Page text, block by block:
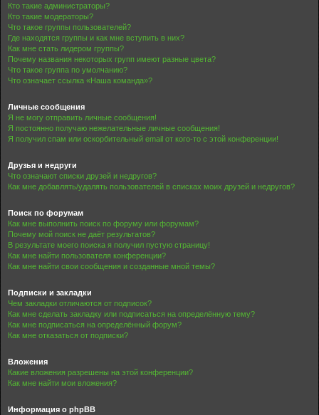
Кто такие администраторы?
Кто такие модераторы?
Что такое группы пользователей?
Где находятся группы и как мне вступить в них?
Как мне стать лидером группы?
Почему названия некоторых групп имеют разные цвета?
Что такое группа по умолчанию?
Что означает ссылка «Наша команда»?
Личные сообщения
Я не могу отправить личные сообщения!
Я постоянно получаю нежелательные личные сообщения!
Я получил спам или оскорбительный email от кого-то с этой конференции!
Друзья и недруги
Что означают списки друзей и недругов?
Как мне добавлять/удалять пользователей в списках моих друзей и недругов?
Поиск по форумам
Как мне выполнить поиск по форуму или форумам?
Почему мой поиск не даёт результатов?
В результате моего поиска я получил пустую страницу!
Как мне найти пользователя конференции?
Как мне найти свои сообщения и созданные мной темы?
Подписки и закладки
Чем закладки отличаются от подписок?
Как мне сделать закладку или подписаться на определённую тему?
Как мне подписаться на определённый форум?
Как мне отказаться от подписки?
Вложения
Какие вложения разрешены на этой конференции?
Как мне найти мои вложения?
Информация о phpBB